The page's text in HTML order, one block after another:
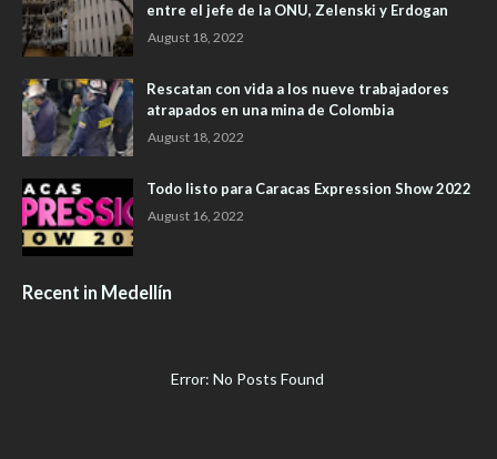
entre el jefe de la ONU, Zelenski y Erdogan
August 18, 2022
Rescatan con vida a los nueve trabajadores
atrapados en una mina de Colombia
August 18, 2022
Todo listo para Caracas Expression Show 2022
August 16, 2022
Recent in Medellín
Error: No Posts Found